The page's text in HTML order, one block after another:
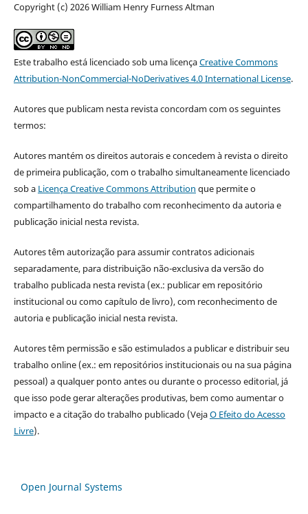
Copyright (c) 2026 William Henry Furness Altman
Este trabalho está licenciado sob uma licençaCreative Commons
Attribution-NonCommercial-NoDerivatives 4.0 International License.
Autores que publicam nesta revista concordam com os seguintes
termos:
Autores mantém os direitos autorais e concedem à revista o direito
de primeira publicação, com o trabalho simultaneamente licenciado
sob a Licença Creative Commons Attribution que permite o
compartilhamento do trabalho com reconhecimento da autoria e
publicação inicial nesta revista.
Autores têm autorização para assumir contratos adicionais
separadamente, para distribuição não-exclusiva da versão do
trabalho publicada nesta revista (ex.: publicar em repositório
institucional ou como capítulo de livro), com reconhecimento de
autoria e publicação inicial nesta revista.
Autores têm permissão e são estimulados a publicar e distribuir seu
trabalho online (ex.: em repositórios institucionais ou na sua página
pessoal) a qualquer ponto antes ou durante o processo editorial, já
que isso pode gerar alterações produtivas, bem como aumentar o
impacto e a citação do trabalho publicado (VejaO Efeito do Acesso
Livre).
Open Journal Systems